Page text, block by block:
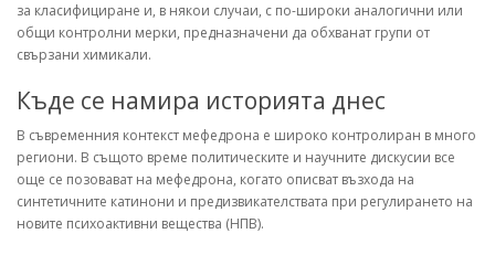
за класифициране и, в някои случаи, с по-широки аналогични или
общи контролни мерки, предназначени да обхванат групи от
свързани химикали.
Къде се намира историята днес
В съвременния контекст мефедрона е широко контролиран в много
региони. В същото време политическите и научните дискусии все
още се позовават на мефедрона, когато описват възхода на
синтетичните катинони и предизвикателствата при регулирането на
новите психоактивни вещества (НПВ).